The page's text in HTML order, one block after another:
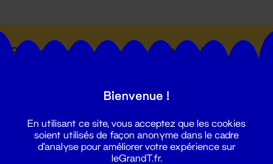
Suivez toutes les actualités du
Bienvenue !
En utilisant ce site, vous acceptez que les cookies
soient utilisés de façon anonyme dans le cadre
d'analyse pour améliorer votre expérience sur
leGrandT.fr.